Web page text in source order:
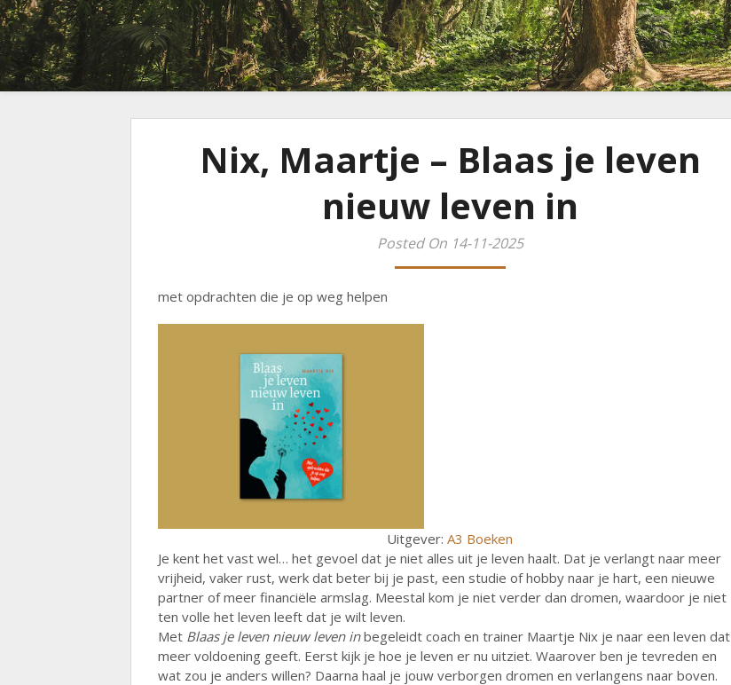
Nix, Maartje – Blaas je leven
nieuw leven in
Posted On 14-11-2025
met opdrachten die je op weg helpen
Uitgever: A3 Boeken
Je kent het vast wel… het gevoel dat je niet alles uit je leven haalt. Dat je verlangt naar meer
vrijheid, vaker rust, werk dat beter bij je past, een studie of hobby naar je hart, een nieuwe
partner of meer financiële armslag. Meestal kom je niet verder dan dromen, waardoor je niet
ten volle het leven leeft dat je wilt leven.
Met Blaas je leven nieuw leven inbegeleidt coach en trainer Maartje Nix je naar een leven dat
meer voldoening geeft. Eerst kijk je hoe je leven er nu uitziet. Waarover ben je tevreden en
wat zou je anders willen? Daarna haal je jouw verborgen dromen en verlangens naar boven.